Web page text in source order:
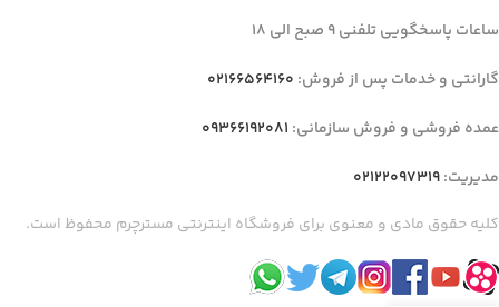
ساعات پاسخگویی تلفنی 9 صبح الی 18
گارانتی و خدمات پس از فروش: 02166564160
عمده فروشی و فروش سازمانی: 09366192081
مدیریت:02122097319
کلیه حقوق مادی و معنوی برای فروشگاه اینترنتی مسترچرم محفوظ است.